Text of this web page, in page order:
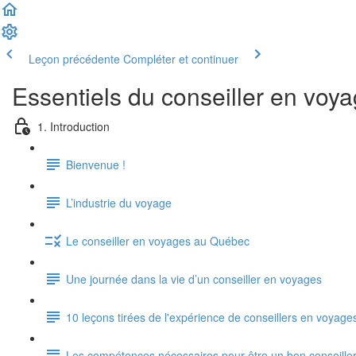
Leçon précédente Compléter et continuer
Essentiels du conseiller en
1. Introduction
Bienvenue !
L’industrie du voyage
Le conseiller en voyages au Québec
Une journée dans la vie d’un conseiller en voyages
10 leçons tirées de l'expérience de conseillers en